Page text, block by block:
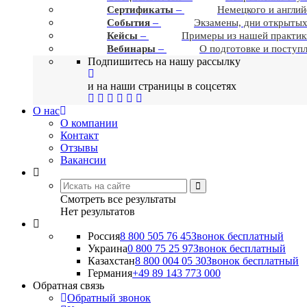
Сертификаты –
Немецкого и
События –
Экзамены, дни
Кейсы –
Примеры из нашей
Вебинары – О подготовке и
Подпишитесь на нашу рассылку
и на наши страницы в соцсетях
О нас
О компании
Контакт
Отзывы
Вакансии
Смотреть все результаты
Нет результатов
Россия8 800 505 76 45Звонок бесплатный
Украина0 800 75 25 97Звонок бесплатный
Казахстан8 800 004 05 30Звонок бесплатный
Германия+49 89 143 773 000
Обратная связь
Обратный звонок